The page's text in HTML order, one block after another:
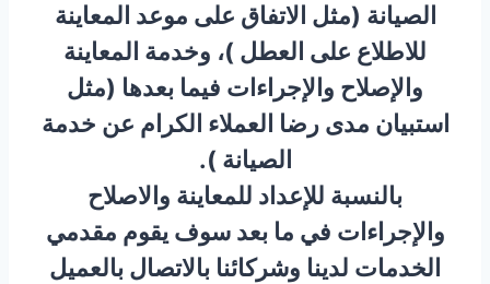
الصيانة (مثل الاتفاق على موعد المعاينة
للاطلاع على العطل )، وخدمة المعاينة
والإصلاح والإجراءات فيما بعدها (مثل
استبيان مدى رضا العملاء الكرام عن خدمة
الصيانة ).
بالنسبة للإعداد للمعاينة والاصلاح
والإجراءات في ما بعد سوف يقوم مقدمي
الخدمات لدينا وشركائنا بالاتصال بالعميل